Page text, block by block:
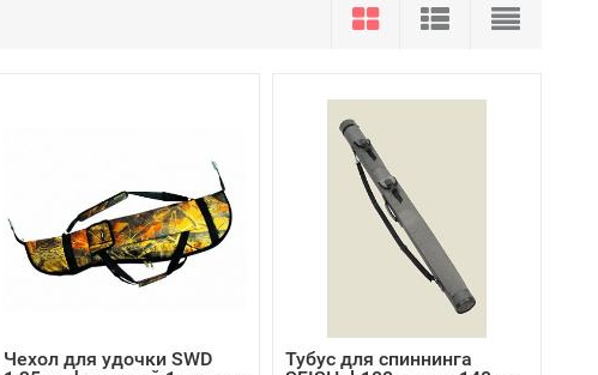
Чехол для удочки SWD
Тубус для спиннинга